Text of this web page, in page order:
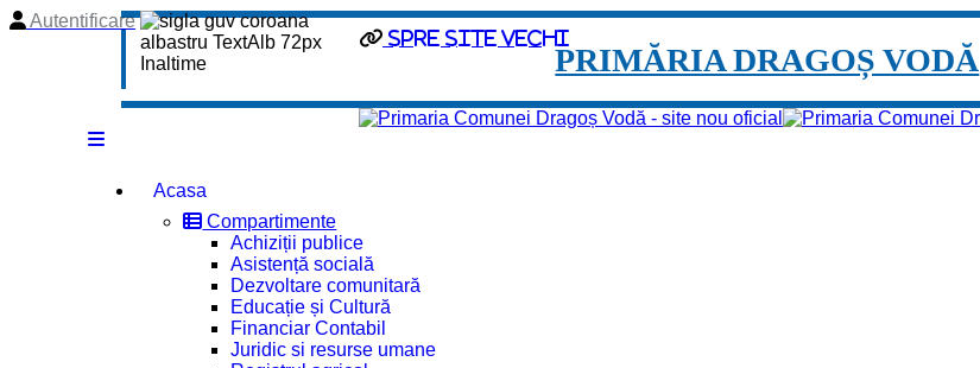
spre site vechi
Autentificare
PRIMĂRIA DRAGOȘ VODĂ
Acasa
Compartimente
Achiziții publice
Asistență socială
Dezvoltare comunitară
Educație și Cultură
Financiar Contabil
Juridic si resurse umane